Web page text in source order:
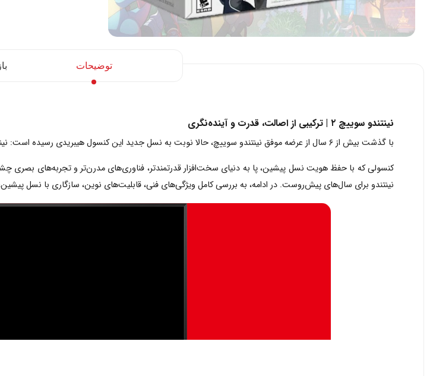
توضیحات
نینتندو سوییچ ۲ | ترکیبی از اصالت، قدرت و آینده‌نگری
با گذشت بیش از ۶ سال از عرضه موفق نینتندو سوییچ، حالا نوبت به نسل جدید این کنسول هیبریدی رسیده است: نینتندو سوییچ ۲.
نینتندو برای سال‌های پیش‌روست. در ادامه، به بررسی کامل ویژگی‌های فنی، قابلیت‌های نوین، سازگاری با نسل